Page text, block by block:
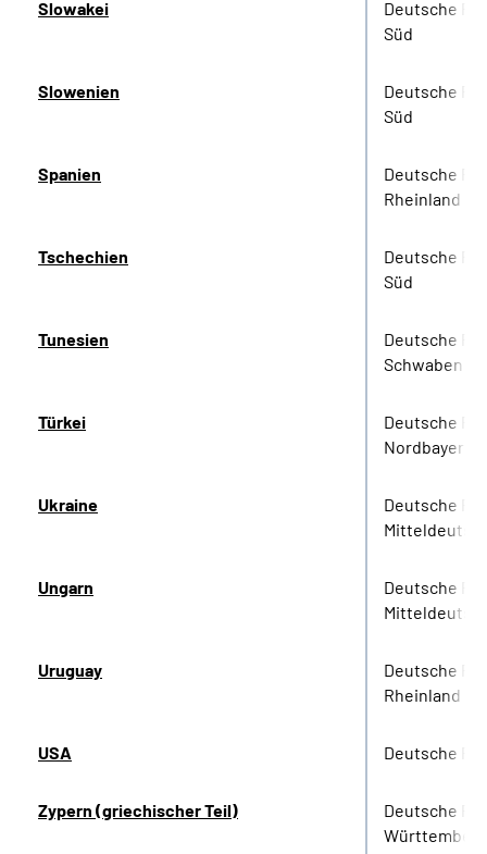
Slowakei
Deutsche
Süd
Slowenien
Deutsche
Süd
Spanien
Deutsche
Rheinland
Tschechien
Deutsche
Süd
Tunesien
Deutsche
Schwaben
Türkei
Deutsche
Nordbayern
Ukraine
Deutsche
Ungarn
Deutsche
Uruguay
Deutsche
Rheinland
USA Deutsche
Zypern (griechischer Teil)
Deutsche
Württemberg